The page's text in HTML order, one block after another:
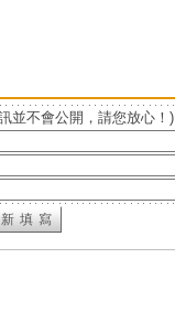
並不會公開，請您放心！)